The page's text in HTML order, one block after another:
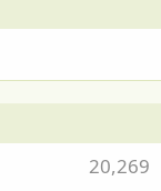
20,269